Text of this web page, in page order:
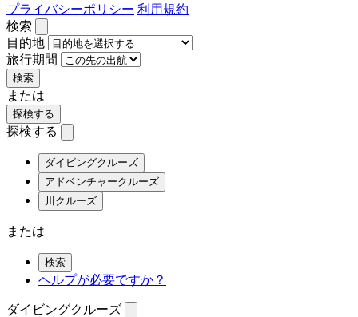
プライバシーポリシー 利用規約
検索
目的地
旅行期間
検索
または
探検する
探検する
ダイビングクルーズ
アドベンチャークルーズ
川クルーズ
または
検索
ヘルプが必要ですか？
ダイビングクルーズ